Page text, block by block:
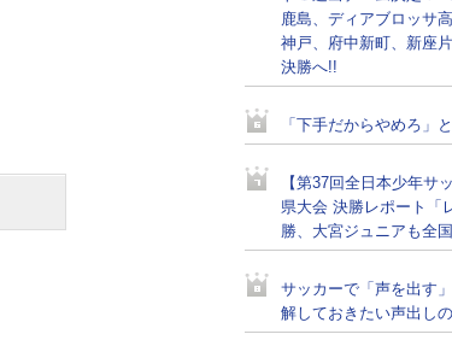
鹿島、ディアブロッサ
神戸、府中新町、新座
決勝へ!!
「下手だからやめろ」
【第37回全日本少年サ
県大会 決勝レポート「
勝、大宮ジュニアも全国
サッカーで「声を出す
解しておきたい声出し